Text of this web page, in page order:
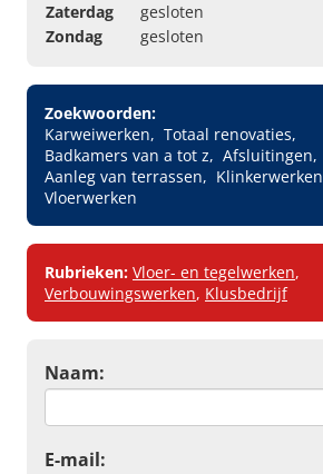
Zaterdag
gesloten
Zondag
gesloten
Zoekwoorden:
Karweiwerken
Totaal renovaties
Badkamers van a tot z
Afsluitingen
Aanleg van terrassen
Klinkerwerken
Vloerwerken
Rubrieken: Vloer- en tegelwerken,
Verbouwingswerken, Klusbedrijf
Naam:
E-mail: